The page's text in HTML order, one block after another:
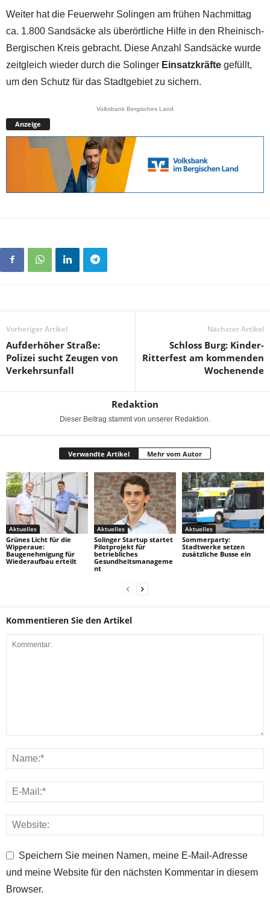
Weiter hat die Feuerwehr Solingen am frühen Nachmittag
ca. 1.800 Sandsäcke als überörtliche Hilfe in den Rheinisch-
Bergischen Kreis gebracht. Diese Anzahl Sandsäcke wurde
zeitgleich wieder durch die Solinger Einsatzkräfte gefüllt,
um den Schutz für das Stadtgebiet zu sichern.
Volksbank Bergisches Land
Anzeige
Vorheriger Artikel
Aufderhöher Straße:
Polizei sucht Zeugen von
Verkehrsunfall
Nächster Artikel
Schloss Burg: Kinder-
Ritterfest am kommenden
Wochenende
Redaktion
Dieser Beitrag stammt von unserer Redaktion.
Verwandte Artikel Mehr vom Autor
Aktuelles
Grünes Licht für die
Wipperaue:
Baugenehmigung für
Wiederaufbau erteilt
Aktuelles
Solinger Startup startet
Pilotprojekt für
betriebliches
Gesundheitsmanageme
nt
Aktuelles
Sommerparty:
Stadtwerke setzen
zusätzliche Busse ein
Kommentieren Sie den Artikel
Speichern Sie meinen Namen, meine E-Mail-Adresse
und meine Website für den nächsten Kommentar in diesem
Browser.